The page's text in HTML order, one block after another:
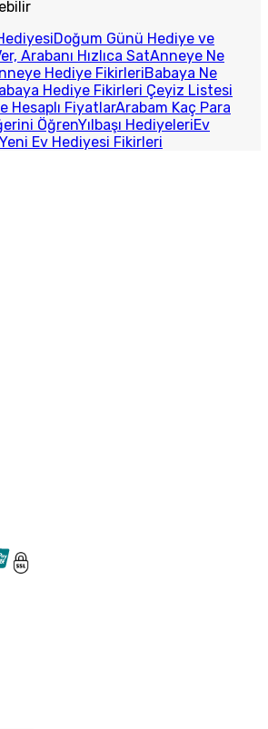
Doğum Günü Hediye ve
Arabanı Hızlıca SatAnneye Ne
Hediye FikirleriBabaya Ne
Hediye Fikirleri Çeyiz Listesi
Hesaplı FiyatlarArabam Kaç Para
ÖğrenYılbaşı HediyeleriEv
Ev Hediyesi Fikirleri